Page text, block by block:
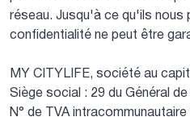
réseau. Jusqu'à ce qu'ils nous
confidentialité ne peut être
MY CITYLIFE, société au
Siège social : 29 du Général
N° de TVA